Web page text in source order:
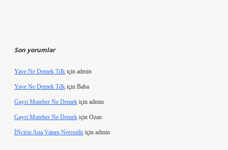
Son yorumlar
Yave Ne Demek Tdk için admin
Yave Ne Demek Tdk için Baba
Gayri Muteber Ne Demek için admin
Gayri Muteber Ne Demek için Ozan
İNcirin Ana Vatanı Neresidir için admin